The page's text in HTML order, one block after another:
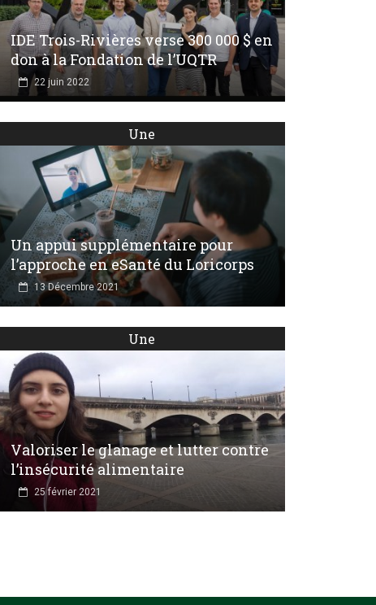
IDE Trois-Rivières verse 300 000 $ en
don à la Fondation de l’UQTR
22 juin 2022
Une
Un appui supplémentaire pour
l’approche en eSanté du Loricorps
13 Décembre 2021
Une
Valoriser le glanage et lutter contre
l’insécurité alimentaire
25 février 2021